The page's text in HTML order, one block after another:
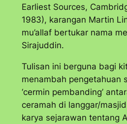
Earliest Sources,
1983), karangan Martin
mu’allaf bertukar nama
Sirajuddin.
Tulisan ini berguna bagi
menambah pengetahuan
‘cermin pembanding’
ceramah di langgar/
karya sejarawan tentang